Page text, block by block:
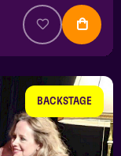
BACKSTAGE